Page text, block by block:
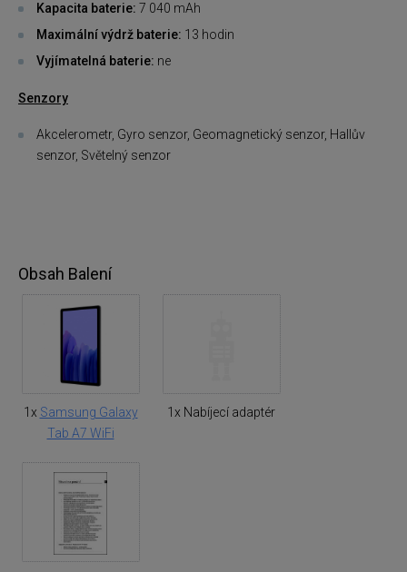
Kapacita baterie: 7 040 mAh
Maximální výdrž baterie: 13 hodin
Vyjímatelná baterie: ne
Senzory
Akcelerometr, Gyro senzor, Geomagnetický senzor, Hallův
senzor, Světelný senzor
Obsah Balení
1x Samsung Galaxy
Tab A7 WiFi
1x Nabíjecí adaptér